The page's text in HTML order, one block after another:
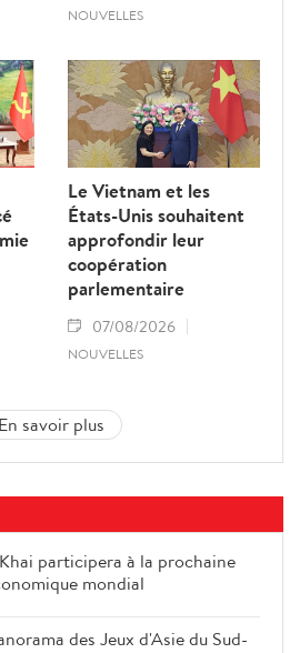
NOUVELLES
Le Vietnam et les
États-Unis souhaitent
approfondir leur
coopération
parlementaire
07/08/2026
NOUVELLES
En savoir plus
vice-PM Le Minh Khai
à la prochaine réunion